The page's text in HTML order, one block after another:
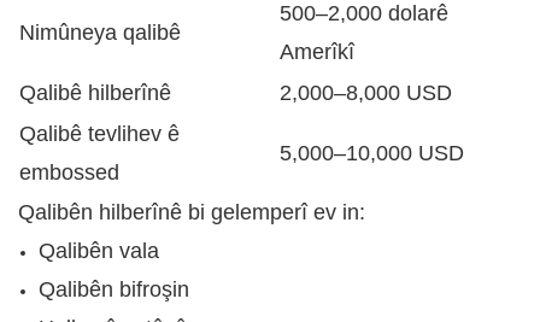
Nimûneya qalibê
500–2,000 dolarê
Amerîkî
Qalibê hilberînê
2,000–8,000 USD
Qalibê tevlihev ê
embossed
5,000–10,000 USD
Qalibên hilberînê bi gelemperî ev in:
Qalibên vala
Qalibên bifroşin